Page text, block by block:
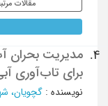
مقالات
4.
مدیریت بحران
برای تاب‌آوری
نویسنده: گچویان،